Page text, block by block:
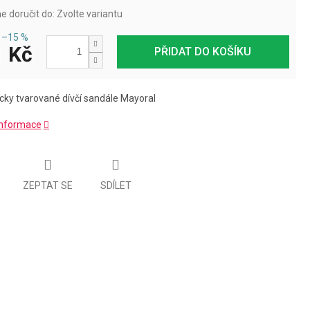
doručit do: Zvolte variantu
PŘIDAT DO KOŠÍKU
–15 %
Kč
tvarované dívčí sandále Mayoral
ZEPTAT SE SDÍLET